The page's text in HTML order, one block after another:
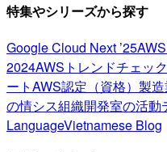
特集やシリーズから探す
Google Cloud Next ’25
2024AWSトレンドチェック
ートAWS認定（資格） 製
の情シス組織開発室の活動
LanguageVietnamese Blog